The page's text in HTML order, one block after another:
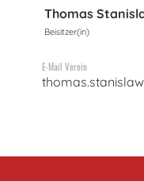
Thomas
Beisitzer(in)
E-Mail Verein